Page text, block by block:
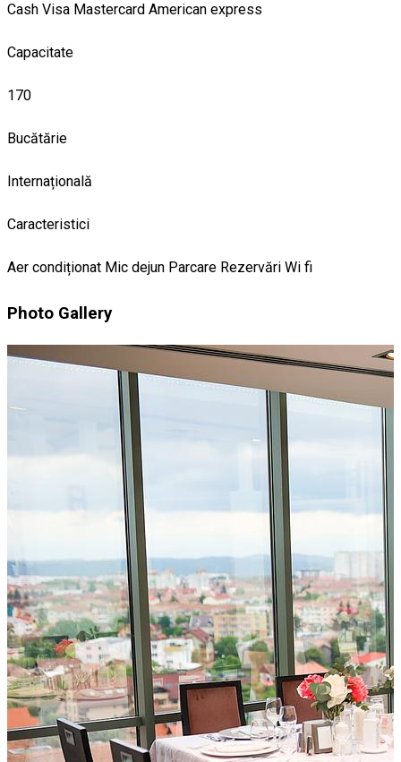
Cash Visa Mastercard American express
Capacitate
170
Bucătărie
Internațională
Caracteristici
Aer condiționat Mic dejun Parcare Rezervări Wi fi
Photo Gallery